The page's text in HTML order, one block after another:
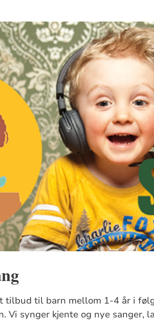
tilbud til barn mellom 1-4 år i
Vi synger kjente og nye